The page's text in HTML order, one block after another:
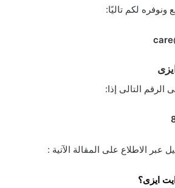
ونوفره لكم تاليًا:
الرقم التالى إذا:
الاطلاع على المقالة الآتية :
ايزى؟